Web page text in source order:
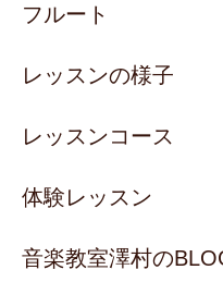
フルート
レッスンの様子
レッスンコース
体験レッスン
音楽教室澤村の